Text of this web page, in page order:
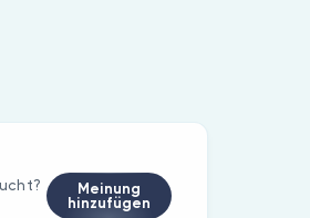
Meinung
hinzufügen